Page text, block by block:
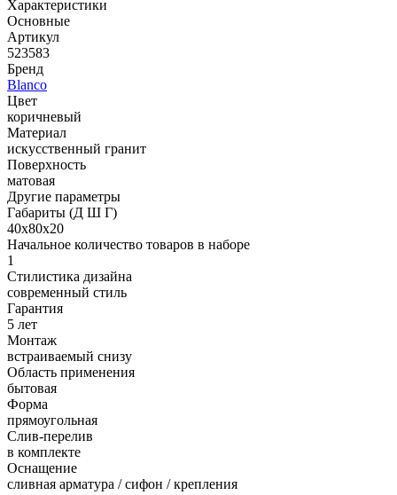
Характеристики
Основные
Артикул
523583
Бренд
Blanco
Цвет
коричневый
Материал
искусственный гранит
Поверхность
матовая
Другие параметры
Габариты (Д Ш Г)
40х80х20
Начальное количество товаров в наборе
1
Стилистика дизайна
современный стиль
Гарантия
5 лет
Монтаж
встраиваемый снизу
Область применения
бытовая
Форма
прямоугольная
Слив-перелив
в комплекте
Оснащение
сливная арматура / сифон / крепления